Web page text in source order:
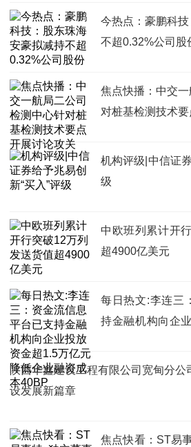
今热点：豪鹏科
不超0.32%公司股
焦点快播：中交
对桩基检测技术
机构评级|中信证
级
中欧班列累计开
超4900亿美元
每日热文:李连三
持金融机构向企
陕西华鑫建设工程有限公司宽甸分公
设发展新篇章
焦点快看：ST易